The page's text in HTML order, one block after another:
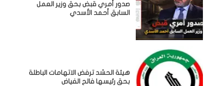
صدور أمري قبض بحق وزير العمل
السابق أحمد الأسدي
هيئة الحشد ترفض الاتهامات الباطلة
بحق رئيسها فالح الفياض